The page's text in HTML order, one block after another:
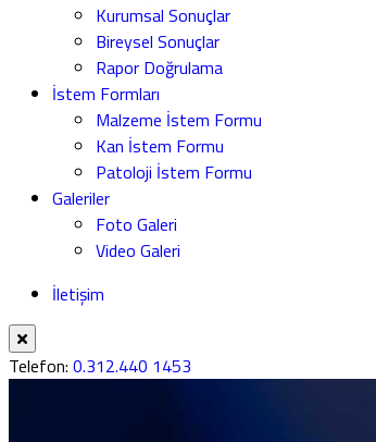
Kurumsal Sonuçlar
Bireysel Sonuçlar
Rapor Doğrulama
İstem Formları
Malzeme İstem Formu
Kan İstem Formu
Patoloji İstem Formu
Galeriler
Foto Galeri
Video Galeri
İletişim
Telefon: 0.312.440 1453